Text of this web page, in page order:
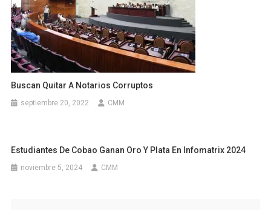
Buscan Quitar A Notarios Corruptos
septiembre 20, 2022 CMM
Estudiantes De Cobao Ganan Oro Y Plata En Infomatrix 2024
noviembre 5, 2024 CMM